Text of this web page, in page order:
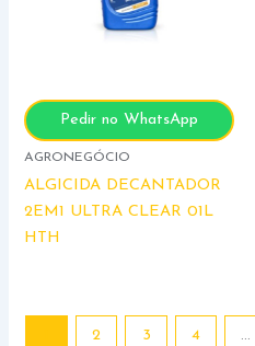
Pedir no WhatsApp
AGRONEGÓCIO
ALGICIDA DECANTADOR
2EM1 ULTRA CLEAR 01L
HTH
2 3 4 …